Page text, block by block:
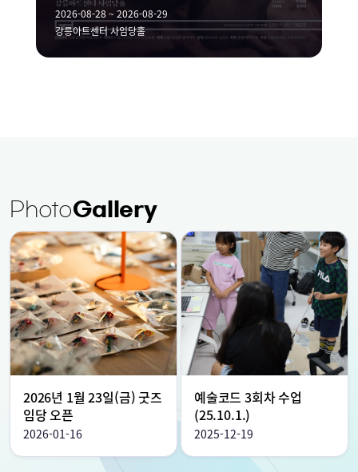
2026-08-28 ~ 2026-08-29
강릉아트센터 사임당홀
PhotoGallery
2026년 1월 23일(금) 굿즈
임당 오픈
2026-01-16
예술코드 3회차 수업
(25.10.1.)
2025-12-19